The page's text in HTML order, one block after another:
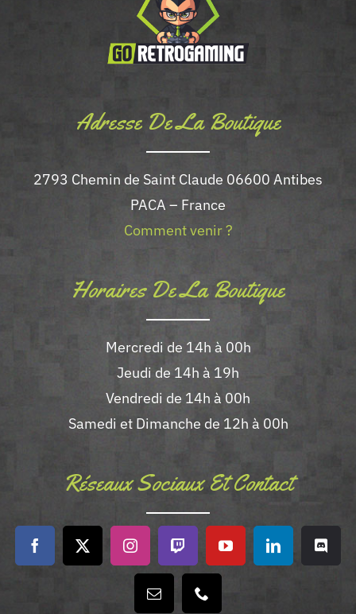
Adresse De La Boutique
2793 Chemin de Saint Claude 06600 Antibes
PACA – France
Comment venir ?
Horaires De La Boutique
Mercredi de 14h à 00h
Jeudi de 14h à 19h
Vendredi de 14h à 00h
Samedi et Dimanche de 12h à 00h
Réseaux Sociaux Et Contact